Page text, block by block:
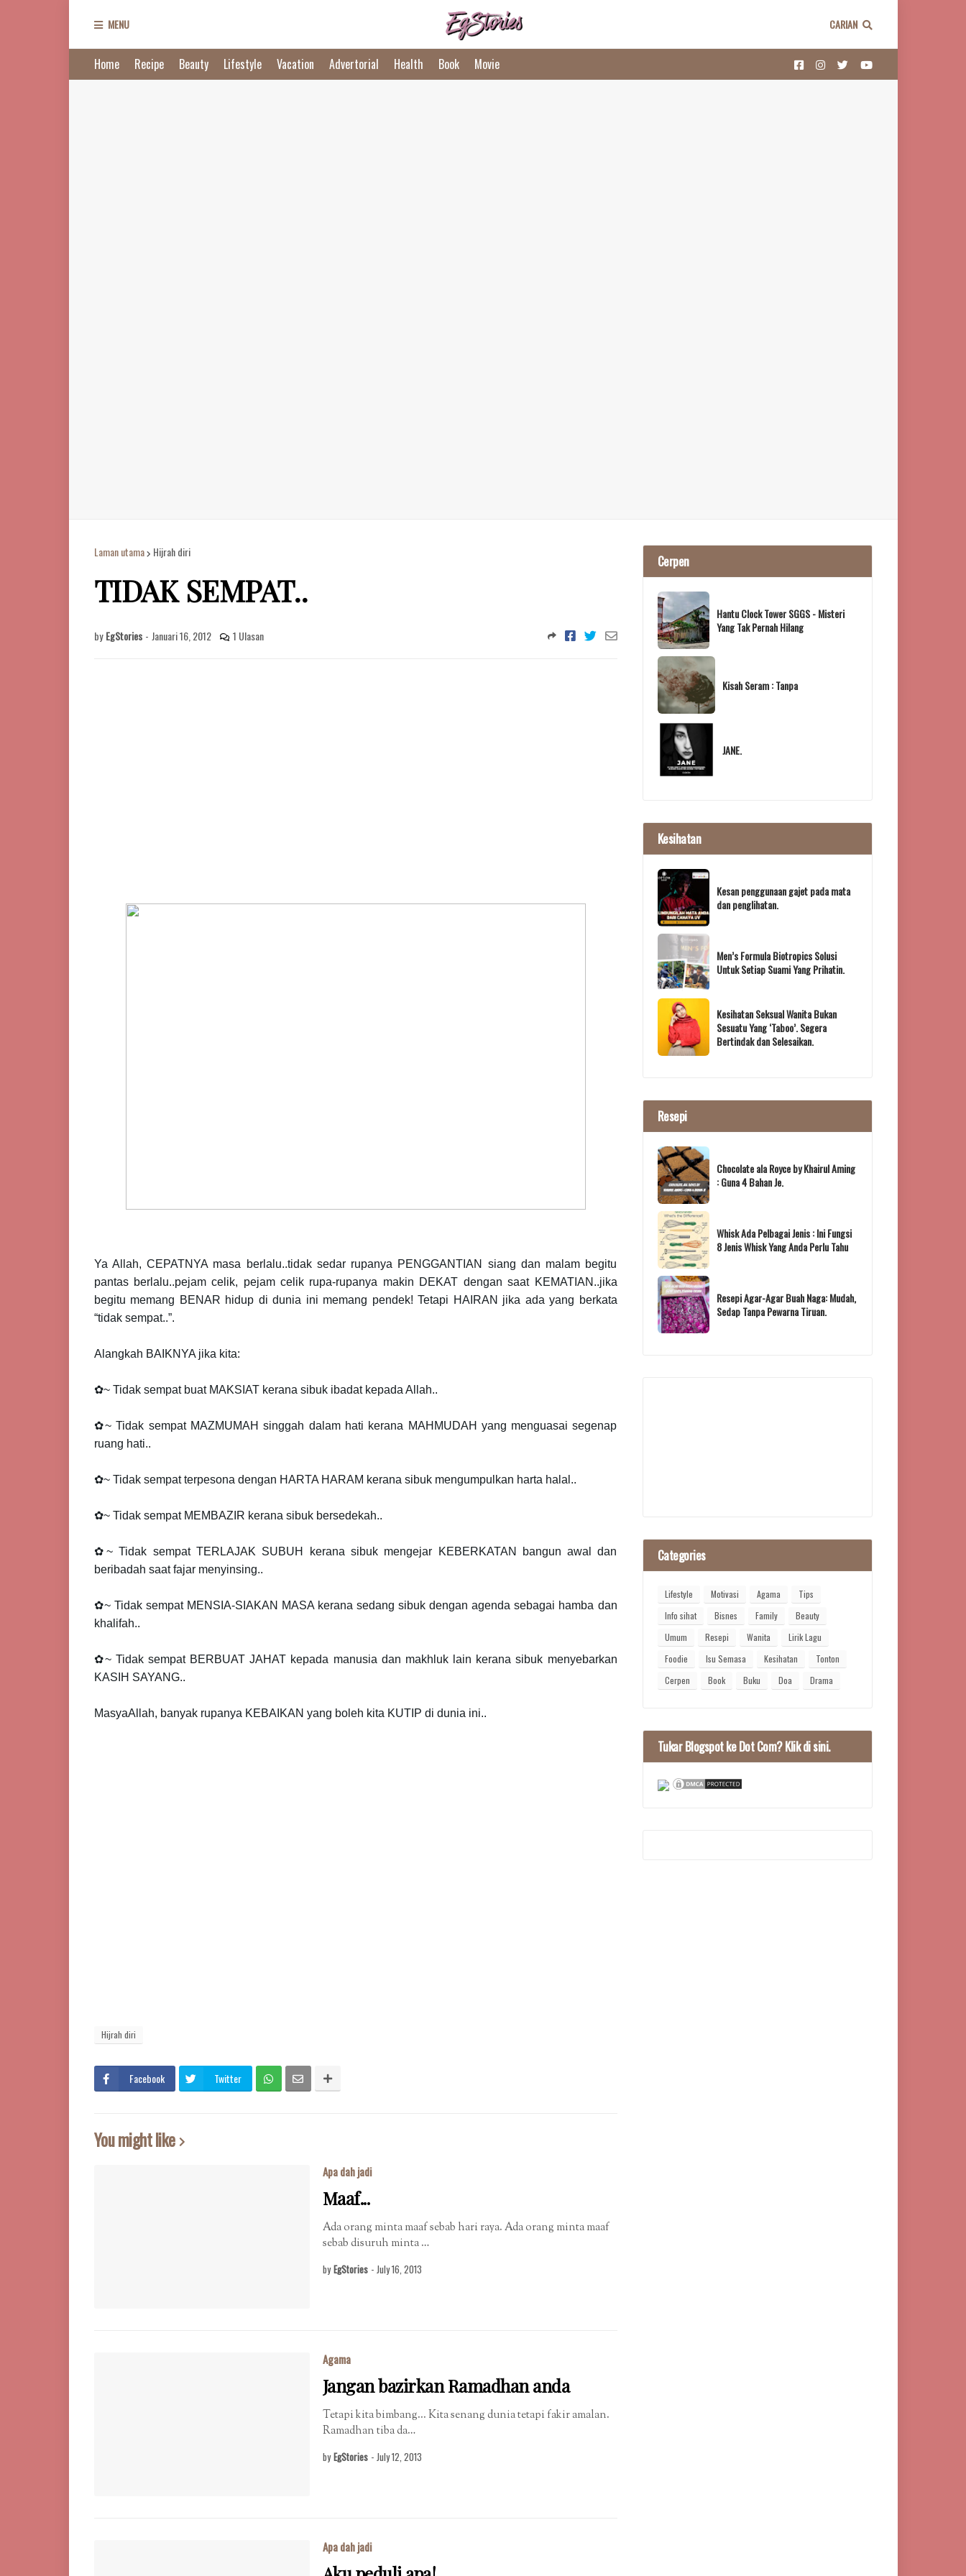
MENU CARIAN
Home Recipe Beauty Lifestyle Vacation Advertorial Health Book Movie
Laman utama Hijrah diri
TIDAK SEMPAT..
by EgStories - Januari 16, 2012 1 Ulasan
Ya Allah, CEPATNYA masa berlalu..tidak sedar rupanya PENGGANTIAN siang dan malam begitu
pantas berlalu..pejam celik, pejam celik rupa-rupanya makin DEKAT dengan saat KEMATIAN..jika
begitu memang BENAR hidup di dunia ini memang pendek! Tetapi HAIRAN jika ada yang berkata
“tidak sempat..”.
Alangkah BAIKNYA jika kita:
✿~ Tidak sempat buat MAKSIAT kerana sibuk ibadat kepada Allah..
✿~ Tidak sempat MAZMUMAH singgah dalam hati kerana MAHMUDAH yang menguasai segenap
ruang hati..
✿~ Tidak sempat terpesona dengan HARTA HARAM kerana sibuk mengumpulkan harta halal..
✿~ Tidak sempat MEMBAZIR kerana sibuk bersedekah..
✿~ Tidak sempat TERLAJAK SUBUH kerana sibuk mengejar KEBERKATAN bangun awal dan
beribadah saat fajar menyinsing..
✿~ Tidak sempat MENSIA-SIAKAN MASA kerana sedang sibuk dengan agenda sebagai hamba dan
khalifah..
✿~ Tidak sempat BERBUAT JAHAT kepada manusia dan makhluk lain kerana sibuk menyebarkan
KASIH SAYANG..
MasyaAllah, banyak rupanya KEBAIKAN yang boleh kita KUTIP di dunia ini..
Hijrah diri
Facebook Twitter
You might like
Apa dah jadi
Maaf...
Ada orang minta maaf sebab hari raya. Ada orang minta maaf
sebab disuruh minta …
by EgStories - July 16, 2013
Agama
Jangan bazirkan Ramadhan anda
Tetapi kita bimbang... Kita senang dunia tetapi fakir amalan.
Ramadhan tiba da…
by EgStories - July 12, 2013
Apa dah jadi
Cerpen
Hantu Clock Tower SGGS - Misteri
Yang Tak Pernah Hilang
Kisah Seram : Tanpa
JANE.
Kesihatan
Kesan penggunaan gajet pada mata
dan penglihatan.
Men’s Formula Biotropics Solusi
Untuk Setiap Suami Yang Prihatin.
Kesihatan Seksual Wanita Bukan
Sesuatu Yang ‘Taboo’. Segera
Bertindak dan Selesaikan.
Resepi
Chocolate ala Royce by Khairul Aming
: Guna 4 Bahan Je.
Whisk Ada Pelbagai Jenis : Ini Fungsi
8 Jenis Whisk Yang Anda Perlu Tahu
Resepi Agar-Agar Buah Naga: Mudah,
Sedap Tanpa Pewarna Tiruan.
Categories
Lifestyle Motivasi Agama
Tips
Info sihat
Bisnes Family
Beauty
Umum
Resepi Wanita
Lirik Lagu
Foodie
Isu Semasa Kesihatan
Tonton
Cerpen
Book Buku Doa Drama
Tukar Blogspot ke Dot Com? Klik di sini.